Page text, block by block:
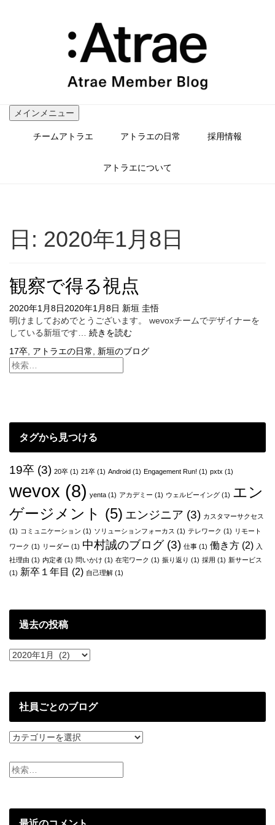
メインメニュー
チームアトラエ アトラエの日常 採用情報
アトラエについて
日: 2020年1月8日
観察で得る視点
2020年1月8日2020年1月8日 新垣 圭悟
明けましておめでとうございます。 wevoxチームでデザイナーを
している新垣です… 続きを読む観
で
17卒 アトラエの日常 新垣のブログ
タグから見つける
19卒 (3) 20卒 (1) 21卒 (1) Android (1) Engagement Run! (1) pxtx (1)
wevox (8) yenta (1) アカデミー (1) ウェルビーイング (1) エン
ゲージメント (5) エンジニア (3) カスタマーサクセス
(1) コミュニケーション (1) ソリューションフォーカス (1) テレワーク (1) リモート
ワーク (1) リーダー (1) 中村誠のブログ(3) 仕事 (1) 働き方 (2) 入
社理由 (1) 内定者 (1) 問いかけ (1) 在宅ワーク (1) 振り返り (1) 採用 (1) 新サービス
(1) 新卒１年目 (2) 自己理解 (1)
過去の投稿
過
投
社員ごとのブログ
社
ご
と
ロ